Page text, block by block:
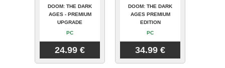
DOOM: THE DARK
AGES - PREMIUM
UPGRADE
PC
24.99 €
DOOM: THE DARK
AGES PREMIUM
EDITION
PC
34.99 €